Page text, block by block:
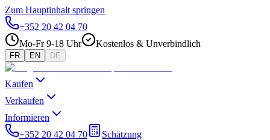
Zum Hauptinhalt springen
+352 20 42 04 70
Mo-Fr 9-18 Uhr
Kostenlos & Unverbindlich
FR EN DE
Kaufen
Verkaufen
Informieren
+352 20 42 04 70
Schätzung